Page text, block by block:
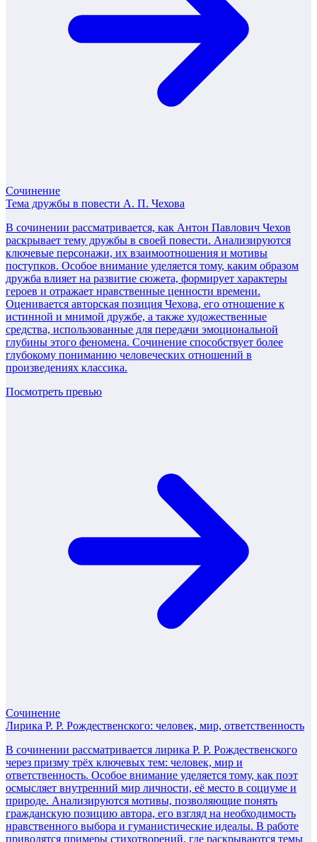
Сочинение
Тема дружбы в повести А. П. Чехова
В сочинении рассматривается, как Антон Павлович Чехов
раскрывает тему дружбы в своей повести. Анализируются
ключевые персонажи, их взаимоотношения и мотивы
поступков. Особое внимание уделяется тому, каким образом
дружба влияет на развитие сюжета, формирует характеры
героев и отражает нравственные ценности времени.
Оценивается авторская позиция Чехова, его отношение к
истинной и мнимой дружбе, а также художественные
средства, использованные для передачи эмоциональной
глубины этого феномена. Сочинение способствует более
глубокому пониманию человеческих отношений в
произведениях классика.
Посмотреть превью
Сочинение
Лирика Р. Р. Рождественского: человек, мир, ответственность
В сочинении рассматривается лирика Р. Р. Рождественского
через призму трёх ключевых тем: человек, мир и
ответственность. Особое внимание уделяется тому, как поэт
осмысляет внутренний мир личности, её место в социуме и
природе. Анализируются мотивы, позволяющие понять
гражданскую позицию автора, его взгляд на необходимость
нравственного выбора и гуманистические идеалы. В работе
приводятся примеры стихотворений, где раскрываются темы